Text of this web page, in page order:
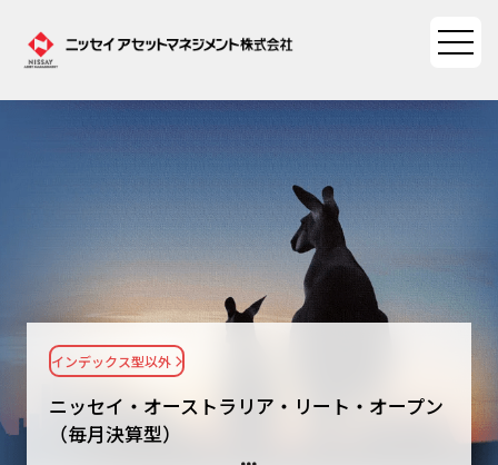
ファンド情報
ファンド情報TOP
基準価額一覧
ファンド検索
ファンド比較
決算カレンダー
マーケット情報
マーケット情報TOP
マーケット指数
大関 洋の「十字路」
資産形成ポータル
資産形成ポータルTOP
資産形成サービス
サステナビリティ
サステナビリティTOP
ニッセイアセットについて
ニッセイ・オーストラリア・リート・オープン
（毎月決算型）
インデックス型以外